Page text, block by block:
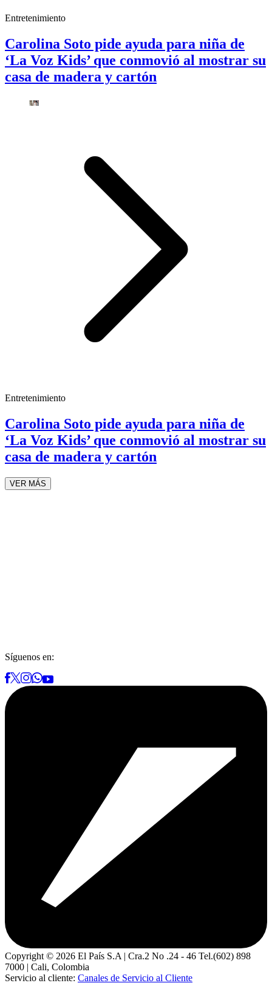
Entretenimiento
Carolina Soto pide ayuda para niña de
‘La Voz Kids’ que conmovió al mostrar su
casa de madera y cartón
Entretenimiento
Carolina Soto pide ayuda para niña de
‘La Voz Kids’ que conmovió al mostrar su
casa de madera y cartón
VER MÁS
Síguenos en:
Copyright © 2026 El País S.A | Cra.2 No .24 - 46 Tel.(602) 898
7000 | Cali, Colombia
Servicio al cliente: Canales de Servicio al Cliente